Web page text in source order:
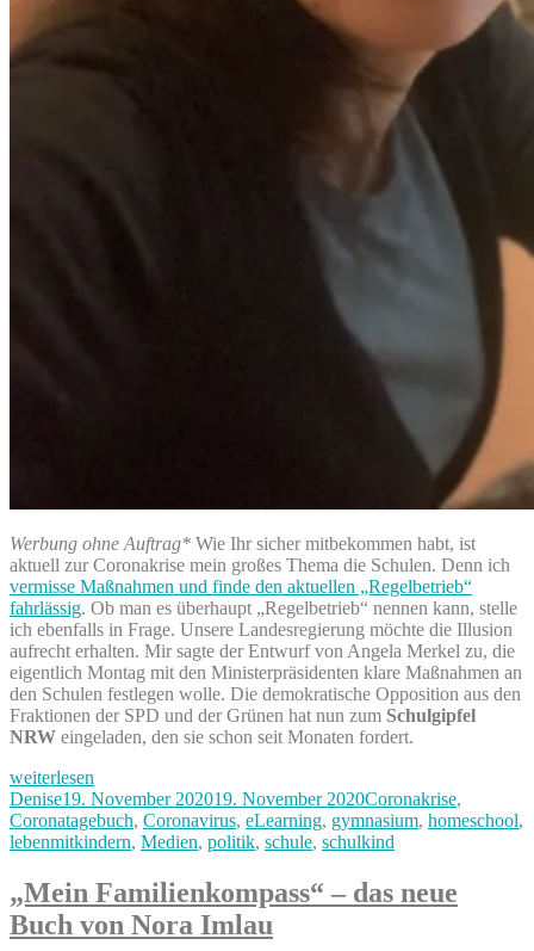
Werbung ohne Auftrag* Wie Ihr sicher mitbekommen habt, ist
aktuell zur Coronakrise mein großes Thema die Schulen. Denn ich
vermisse Maßnahmen und finde den aktuellen „Regelbetrieb“
fahrlässig. Ob man es überhaupt „Regelbetrieb“ nennen kann, stelle
ich ebenfalls in Frage. Unsere Landesregierung möchte die Illusion
aufrecht erhalten. Mir sagte der Entwurf von Angela Merkel zu, die
eigentlich Montag mit den Ministerpräsidenten klare Maßnahmen an
den Schulen festlegen wolle. Die demokratische Opposition aus den
Fraktionen der SPD und der Grünen hat nun zum Schulgipfel
NRW eingeladen, den sie schon seit Monaten fordert.
„Schulgipfel
NRW
&
ich
wieder
politisch
aktiv“
weiterlesen
Autor
DeniseVeröffentlicht
am
19. November 202019. November 2020Kategorien
Coronakrise,
Coronatagebuch, Coronavirus, eLearning, gymnasium, homeschool,
lebenmitkindern, Medien, politik, schule, schulkind
„Mein Familienkompass“ – das neue
Buch von Nora Imlau